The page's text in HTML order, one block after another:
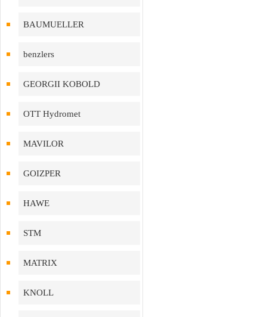
BAUMUELLER
benzlers
GEORGII KOBOLD
OTT Hydromet
MAVILOR
GOIZPER
HAWE
STM
MATRIX
KNOLL